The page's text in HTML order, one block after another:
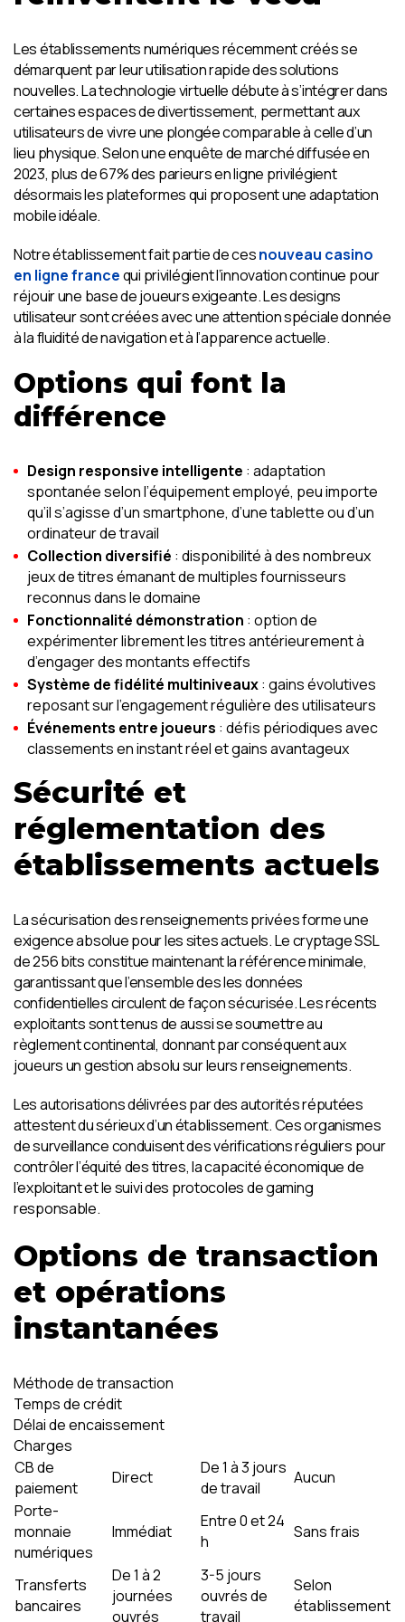
Les établissements numériques récemment créés se
démarquent par leur utilisation rapide des solutions
nouvelles. La technologie virtuelle débute à s’intégrer dans
certaines espaces de divertissement, permettant aux
utilisateurs de vivre une plongée comparable à celle d’un
lieu physique. Selon une enquête de marché diffusée en
2023, plus de 67% des parieurs en ligne privilégient
désormais les plateformes qui proposent une adaptation
mobile idéale.
Notre établissement fait partie de cesnouveau casino
en ligne francequi privilégient l’innovation continue pour
réjouir une base de joueurs exigeante. Les designs
utilisateur sont créées avec une attention spéciale donnée
à la fluidité de navigation et à l’apparence actuelle.
Options qui font la
différence
Design responsive intelligente : adaptation
spontanée selon l’équipement employé, peu importe
qu’il s’agisse d’un smartphone, d’une tablette ou d’un
ordinateur de travail
Collection diversifié : disponibilité à des nombreux
jeux de titres émanant de multiples fournisseurs
reconnus dans le domaine
Fonctionnalité démonstration : option de
expérimenter librement les titres antérieurement à
d’engager des montants effectifs
Système de fidélité multiniveaux: gains évolutives
reposant sur l’engagement régulière des utilisateurs
Événements entre joueurs : défis périodiques avec
classements en instant réel et gains avantageux
Sécurité et
réglementation des
établissements actuels
La sécurisation des renseignements privées forme une
exigence absolue pour les sites actuels. Le cryptage SSL
de 256 bits constitue maintenant la référence minimale,
garantissant que l’ensemble des les données
confidentielles circulent de façon sécurisée. Les récents
exploitants sont tenus de aussi se soumettre au
règlement continental, donnant par conséquent aux
joueurs un gestion absolu sur leurs renseignements.
Les autorisations délivrées par des autorités réputées
attestent du sérieux d’un établissement. Ces organismes
de surveillance conduisent des vérifications réguliers pour
contrôler l’équité des titres, la capacité économique de
l’exploitant et le suivi des protocoles de gaming
responsable.
Options de transaction
et opérations
instantanées
Méthode de transaction
Temps de crédit
Délai de encaissement
Charges
CB de
paiement
Direct
De 1 à 3 jours
de travail
Aucun
Porte-
monnaie
numériques
Immédiat
Entre 0 et 24
h
Sans frais
Transferts
bancaires
De 1 à 2
journées
ouvrés
3-5 jours
ouvrés de
travail
Selon
établissement